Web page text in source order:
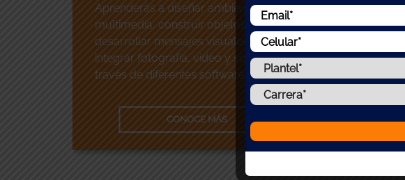
Aprenderás a diseñar ambientes
multimedia, construir objetos en 3D,
desarrollar mensajes visuales y a
integrar fotografía, video y sonido, a
través de diferentes software.
CONOCE MÁS